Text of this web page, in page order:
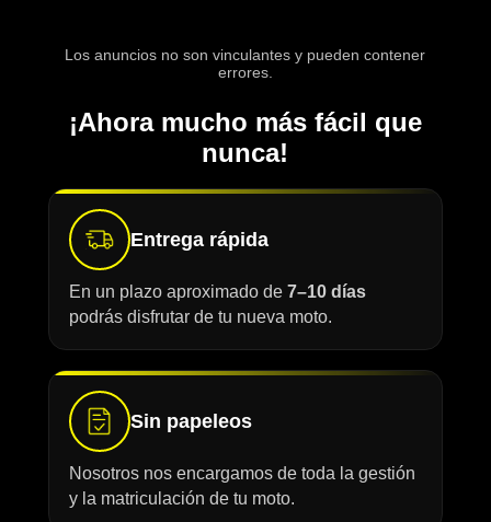
Los anuncios no son vinculantes y pueden contener
errores.
¡Ahora mucho más fácil que
nunca!
Entrega rápida
En un plazo aproximado de 7–10 días
podrás disfrutar de tu nueva moto.
Sin papeleos
Nosotros nos encargamos de toda la gestión
y la matriculación de tu moto.